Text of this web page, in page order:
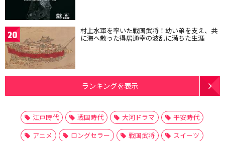
20 村上水軍を率いた戦国武将！幼い弟を支え、共
に海へ散った得居通幸の波乱に満ちた生涯
ランキングを表示
江戸時代 戦国時代 大河ドラマ
平安時代
アニメ
ロングセラー 戦国武将
スイーツ